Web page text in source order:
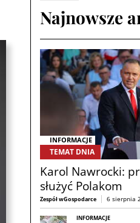
Najnowsze
INFORMACJE
TEMAT DNIA
Karol Nawrocki:
służyć Polakom
Zespół wGospodarce 6 sierpnia
INFORMACJE